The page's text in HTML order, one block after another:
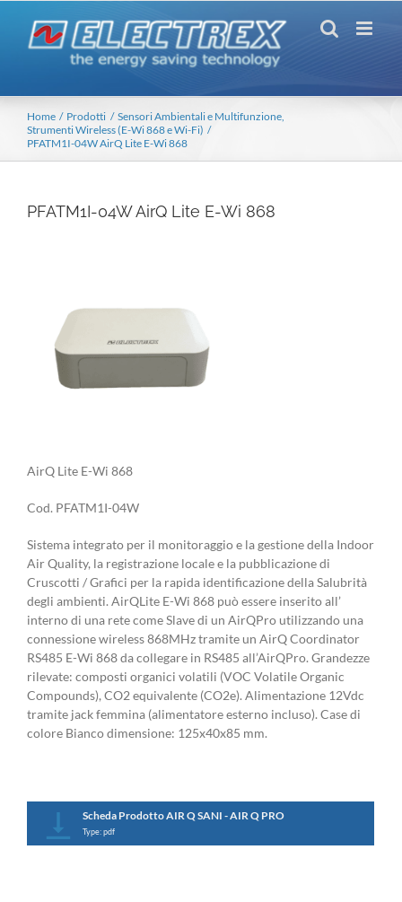
contenuto
Home Prodotti
Sensori Ambientali e Multifunzione
Strumenti Wireless (E-Wi 868 e Wi-Fi)
PFATM1I-04W AirQ Lite E-Wi 868
PFATM1I-04W AirQ Lite E-Wi 868
AirQ Lite E-Wi 868
Cod. PFATM1I-04W
Sistema integrato per il monitoraggio e la gestione della Indoor
Air Quality, la registrazione locale e la pubblicazione di
Cruscotti / Grafici per la rapida identificazione della Salubrità
degli ambienti. AirQLite E-Wi 868 può essere inserito all’
interno di una rete come Slave di un AirQPro utilizzando una
connessione wireless 868MHz tramite un AirQ Coordinator
RS485 E-Wi 868 da collegare in RS485 all’AirQPro. Grandezze
rilevate: composti organici volatili (VOC Volatile Organic
Compounds), CO2 equivalente (CO2e). Alimentazione 12Vdc
tramite jack femmina (alimentatore esterno incluso). Case di
colore Bianco dimensione: 125x40x85 mm.
Scheda Prodotto AIR Q SANI - AIR Q PRO
Type: pdf